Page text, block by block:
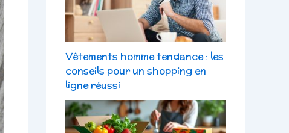
Vêtements homme tendance : les
conseils pour un shopping en
ligne réussi